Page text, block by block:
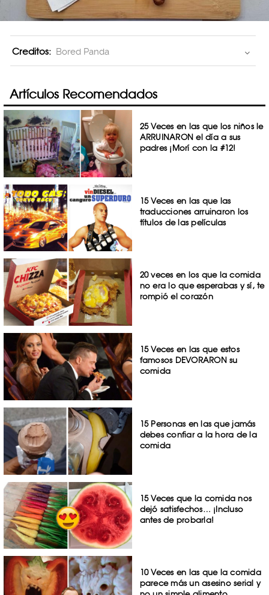
Creditos: Bored Panda
Artículos Recomendados
25 Veces en las que los niños le
ARRUINARON el día a sus
padres ¡Morí con la #12!
15 Veces en las que las
traducciones arruinaron los
títulos de las películas
20 veces en los que la comida
no era lo que esperabas y sí, te
rompió el corazón
15 Veces en las que estos
famosos DEVORARON su
comida
15 Personas en las que jamás
debes confiar a la hora de la
comida
15 Veces que la comida nos
dejó satisfechos… ¡Incluso
antes de probarla!
10 Veces en las que la comida
parece más un asesino serial y